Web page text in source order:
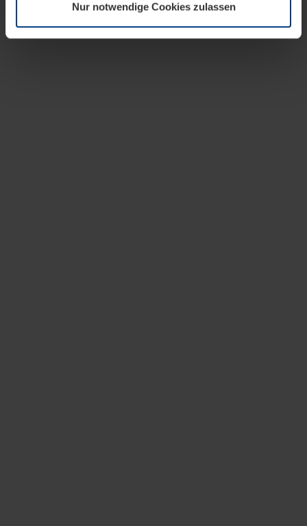
Datenschutzerklärungunserer Website ändern oder
widerrufen.
Nur notwendige Cookies zulassen